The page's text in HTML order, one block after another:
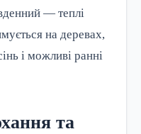
— теплі
на деревах,
і можливі ранні
та